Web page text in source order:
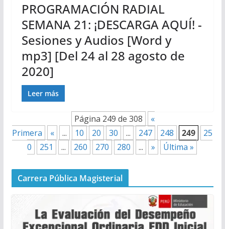
PROGRAMACIÓN RADIAL
SEMANA 21: ¡DESCARGA AQUÍ! -
Sesiones y Audios [Word y
mp3] [Del 24 al 28 agosto de
2020]
Leer más
Página 249 de 308
«
Primera
« ... 10 20 30 ... 247 248 249
25
0
251 ... 260 270 280 ... » Última »
Carrera Pública Magisterial